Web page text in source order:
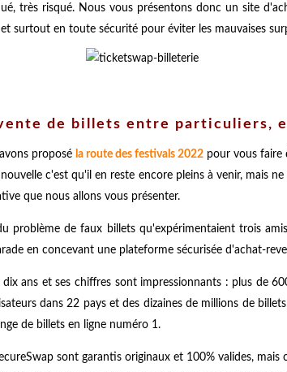
très risqué. Nous vous présentons donc un site
surtout en toute sécurité pour éviter les mauvaises
de billets entre particuliers,
proposé la route des festivals 2022 pour vous faire
c'est qu'il en reste encore pleins à venir, mais
que nous allons vous présenter.
problème de faux billets qu'expérimentaient trois
en concevant une plateforme sécurisée d'achat-
ans et ses chiffres sont impressionnants : plus de
dans 22 pays et des dizaines de millions de
de billets en ligne numéro 1.
sont garantis originaux et 100% valides,